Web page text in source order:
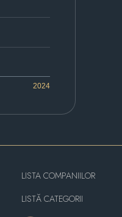
2024
LISTA COMPANIILOR
LISTĂ CATEGORII